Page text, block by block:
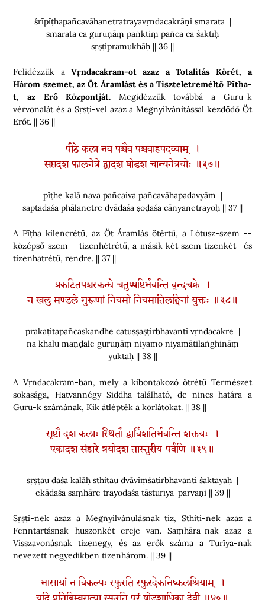
śrīpīṭhapañcavāhanetratrayavṛndacakrāṇi smarata |
smarata ca gurūṇāṃ paṅktiṃ pañca ca śaktīḥ
sṛṣṭipramukhāḥ || 36 ||
Felidézzük aVṛndacakram-ot azaz a Totalitás Körét, a
Három szemet, az Öt Áramlást és a Tiszteletreméltő Pītḥa-
t, az Erő Központját. Megidézzük továbbá a Guru-k
vérvonalát és a Sṛṣṭi-vel azaz a Megnyilvánítással kezdődő Öt
Erőt. || 36 ||
पीठे कला नव पञ्चैव पञ्चवाहपदव्याम् ।
सप्तदश फालनेत्रे द्वादश षोडश चान्यनेत्रयोः ॥३७॥
pīṭhe kalā nava pañcaiva pañcavāhapadavyām |
saptadaśa phālanetre dvādaśa ṣoḍaśa cānyanetrayoḥ || 37 ||
A Pīṭha kilencrétű, az Öt Áramlás ötértű, a Lótusz-szem --
középső szem-- tizenhétrétű, a másik két szem tizenkét- és
tizenhatrétű, rendre. || 37 ||
प्रकटितपञ्चस्कन्धे चतुष्षष्टिर्भवन्ति वृन्दचक्रे ।
न खलु मण्डले गुरूणां नियमो नियमातिलङ्घिनां युक्तः ॥३८॥
prakaṭitapañcaskandhe catuṣṣaṣṭirbhavanti vṛndacakre |
na khalu maṇḍale gurūṇāṃ niyamo niyamātilaṅghināṃ
yuktaḥ || 38 ||
A Vṛndacakram-ban, mely a kibontakozó ötrétű Természet
sokasága, Hatvannégy Siddha található, de nincs határa a
Guru-k számának, Kik átlépték a korlátokat. || 38 ||
सृष्टौ दश कलाः स्थितौ द्वाविंशतिर्भवन्ति शक्तयः ।
एकादश संहारे त्रयोदश तास्तुरीय-पर्वणि ॥३९॥
sṛṣṭau daśa kalāḥ sthitau dvāviṃśatirbhavanti śaktayaḥ |
ekādaśa saṃhāre trayodaśa tāsturīya-parvaṇi || 39 ||
Sṛṣṭi-nek azaz a Megnyilvánulásnak tíz, Sthiti-nek azaz a
Fenntartásnak huszonkét ereje van. Saṃhāra-nak azaz a
Visszavonásnak tizenegy, és az erők száma a Turīya-nak
nevezett negyedikben tizenhárom. || 39 ||
भासायां न विकल्पः स्फुरति स्फुरदेकनिष्कलश्रियाम् ।